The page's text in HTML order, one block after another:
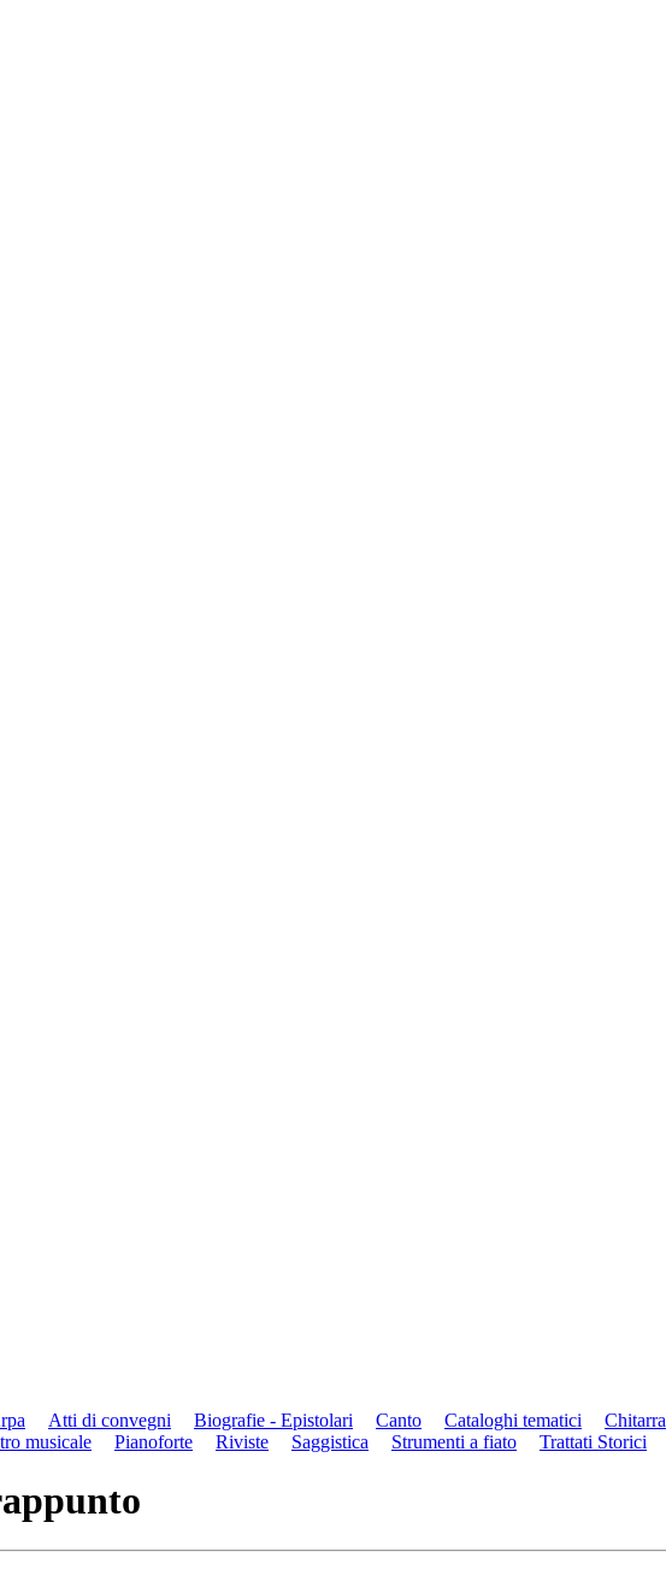
Atti di convegni Biografie - Epistolari Canto Cataloghi tematici Chitarra
musicale Pianoforte Riviste Saggistica Strumenti a fiato Trattati Storici